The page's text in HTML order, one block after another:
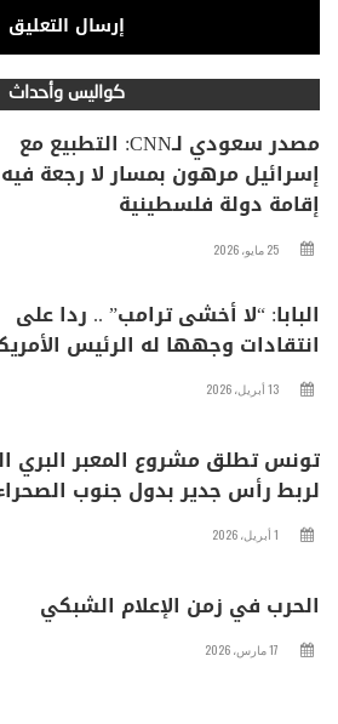
كواليس وأحداث
مصدر سعودي لـCNN: التطبيع مع
إسرائيل مرهون بمسار لا رجعة
إقامة دولة فلسطينية
25 مايو، 2026
البابا: “لا أخشى ترامب” .. ردا على
انتقادات وجهها له الرئيس
13 أبريل، 2026
تونس تطلق مشروع المعبر البري
لربط رأس جدير بدول جنوب
1 أبريل، 2026
الحرب في زمن الإعلام الشبكي
17 مارس، 2026